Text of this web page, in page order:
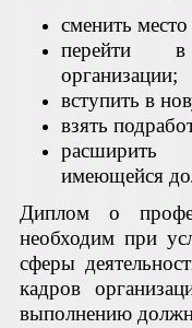
сменить
перейти в
организации;
вступить в
взять
расширить
имеющейся
Диплом о
необходим при
сферы
кадров
выполнению